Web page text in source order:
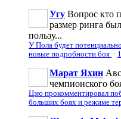
Угу Вопрос кто
размер ринга
пользу...
У Пола будет
новые подробности боя ·
Марат Яхин
чемпионского
Цзю прокомментировал
больших боях и режиме